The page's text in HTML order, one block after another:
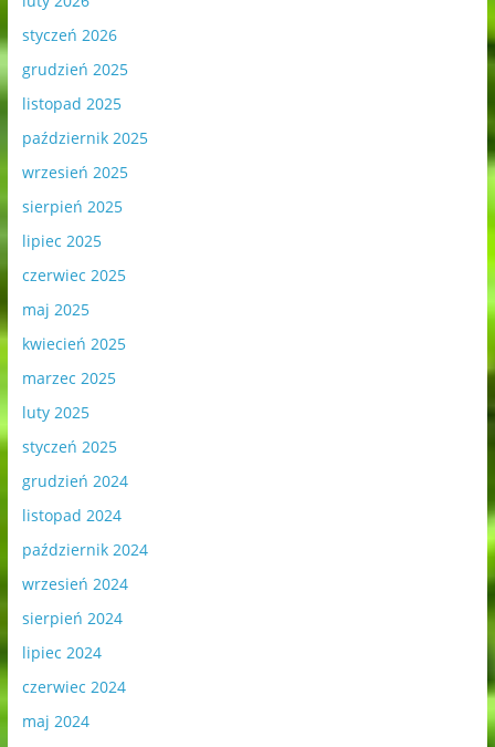
styczeń 2026
grudzień 2025
listopad 2025
październik 2025
wrzesień 2025
sierpień 2025
lipiec 2025
czerwiec 2025
maj 2025
kwiecień 2025
marzec 2025
luty 2025
styczeń 2025
grudzień 2024
listopad 2024
październik 2024
wrzesień 2024
sierpień 2024
lipiec 2024
czerwiec 2024
maj 2024